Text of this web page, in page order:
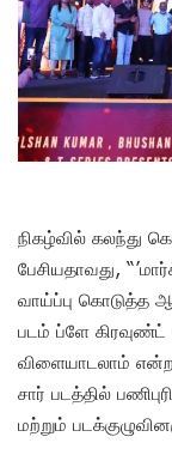
நிகழ்வில் கலந்து
பேசியதாவது,
வாய்ப்பு கொடுத்த
படம் ப்ளே
விளையாடலாம் என்ற
சார் படத்தில்
மற்றும்